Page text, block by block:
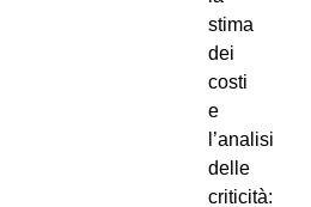
stima
dei
costi
e
l’analisi
delle
criticità: